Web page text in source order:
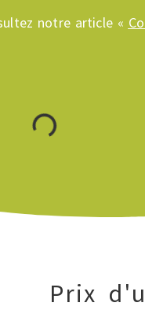
notre article «
Prix